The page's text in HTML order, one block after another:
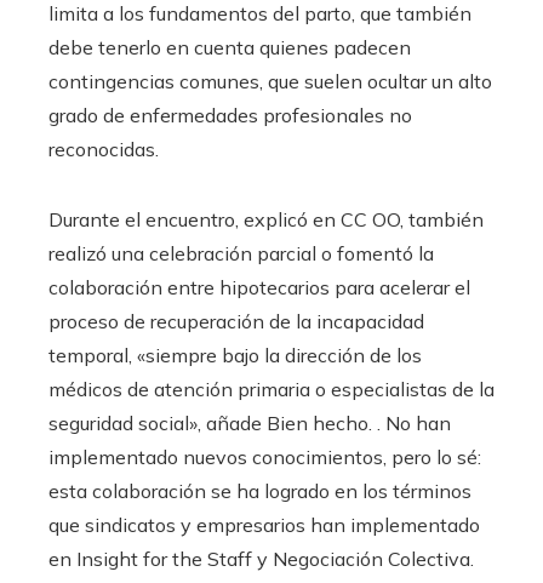
limita a los fundamentos del parto, que también
debe tenerlo en cuenta quienes padecen
contingencias comunes, que suelen ocultar un alto
grado de enfermedades profesionales no
reconocidas.
Durante el encuentro, explicó en CC OO, también
realizó una celebración parcial o fomentó la
colaboración entre hipotecarios para acelerar el
proceso de recuperación de la incapacidad
temporal, «siempre bajo la dirección de los
médicos de atención primaria o especialistas de la
seguridad social», añade Bien hecho. . No han
implementado nuevos conocimientos, pero lo sé:
esta colaboración se ha logrado en los términos
que sindicatos y empresarios han implementado
en Insight for the Staff y Negociación Colectiva.